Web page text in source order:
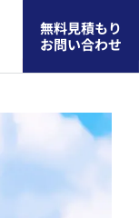
無料見積もり
お問い合わせ